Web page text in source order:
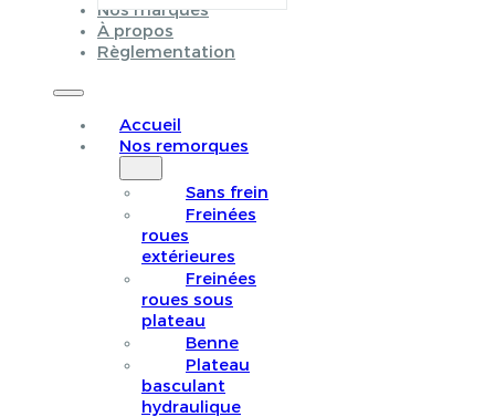
Nos marques
À propos
Règlementation
Accueil
Nos remorques
Sans frein
Freinées
roues
extérieures
Freinées
roues sous
plateau
Benne
Plateau
basculant
hydraulique